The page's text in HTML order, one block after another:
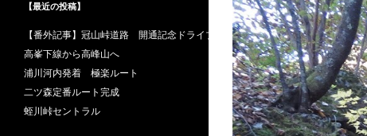
【最近の投稿】
【番外記事】冠山峠道路 開通記念ドライブ
高峯下線から高峰山へ
浦川河内発着 極楽ルート
二ツ森定番ルート完成
蛭川峠セントラル